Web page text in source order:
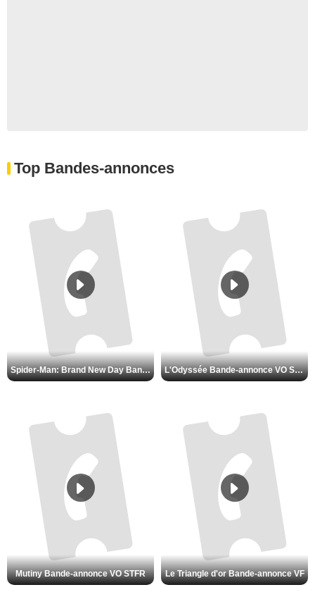
Top Bandes-annonces
Spider-Man: Brand New Day Bande-annonce VO STFR L'Odyssée Bande-annonce VO STFR
Mutiny Bande-annonce VO STFR Le Triangle d'or Bande-annonce VF